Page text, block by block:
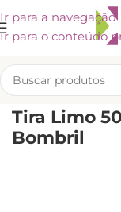
Ir para a navegação
Ir para o conteúdo
INÍCIO/LIMPEZA/
Tira Limo
Bombril